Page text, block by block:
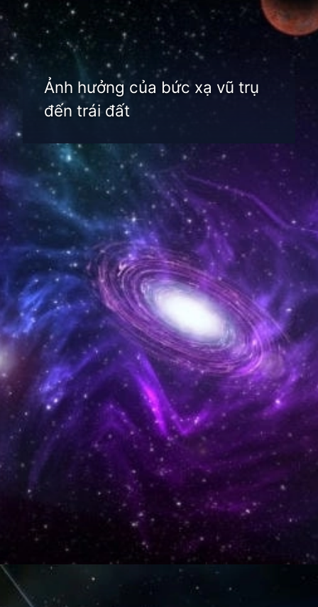
Đang mở https://thienvanhoc.edu.vn/buc-xa-vu-tru
Ảnh hưởng của bức xạ vũ trụ
đến trái đất
https://thienvanhoc.edu.vn/buc-xa-vu-tru